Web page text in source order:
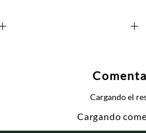
+
Cargando el
Cargando